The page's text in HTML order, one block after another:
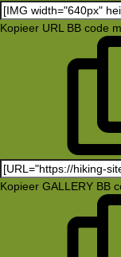
Kopieer URL BB code
Kopieer GALLERY BB